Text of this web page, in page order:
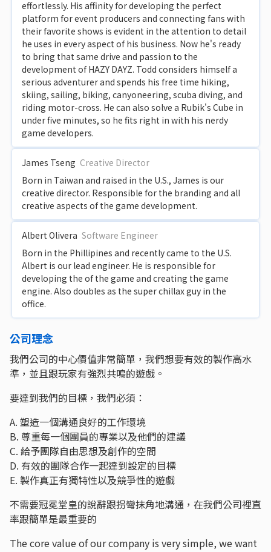
effortlessly. His affinity for developing the perfect
platform for event producers and connecting fans with
their favorite shows is evident in the attention to detail
he uses in every aspect of his business. Now he's ready
to bring that same drive and passion to the
development of HAZY DAYZ. Todd considers himself a
serious adventurer and spends his free time hiking,
skiing, sailing, biking, canyoneering, scuba diving, and
riding motor-cross. He can also solve a Rubik's Cube in
under five minutes, so he fits right in with his nerdy
game developers.
James Tseng Creative Director
Born in Taiwan and raised in the U.S., James is our
creative director. Responsible for the branding and all
creative aspects of the game development.
Albert Olivera Software Engineer
Born in the Phillipines and recently came to the U.S.
Albert is our lead engineer. He is responsible for
developing the of the game and creating the game
engine. Also doubles as the super chillax guy in the
office.
公司理念
我們公司的中心價值非常簡單，我們想要有效的製作高水
準，並且跟玩家有強烈共鳴的遊戲。
要達到我們的目標，我們必須：
A. 塑造一個溝通良好的工作環境
B. 尊重每一個團員的專業以及他們的建議
C. 給予團隊自由思想及創作的空間
D. 有效的團隊合作一起達到設定的目標
E. 製作真正有獨特性以及競爭性的遊戲
不需要冠冕堂皇的說辭跟拐彎抹角地溝通，在我們公司裡直
率跟簡單是最重要的
The core value of our company is very simple, we want